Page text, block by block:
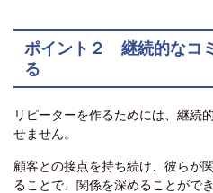
ポイント２ 継続的なコ
る
リピーターを作るためには、継続
せません。
顧客との接点を持ち続け、彼らが
ることで、関係を深めることができ